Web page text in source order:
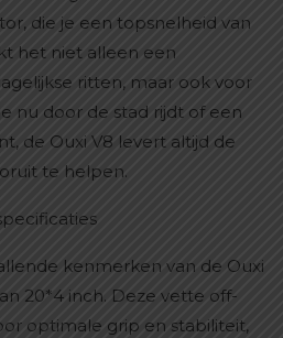
die je een topsnelheid van
het niet alleen een
ritten, maar ook voor
nu door de stad rijdt of een
de Ouxi V8 levert altijd de
te helpen.
kenmerken van de Ouxi
20*4 inch. Deze vette off-
optimale grip en stabiliteit,